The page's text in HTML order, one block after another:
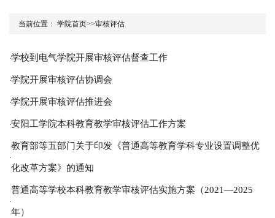
当前位置： 学院首页>>审核评估
·学校到电气学院开展审核评估督查工作
·学院开展审核评估协调会
·学院开展审核评估推进会
·安阳工学院本科教育教学审核评估工作方案
·
教育部等五部门关于印发《普通高等教育学科专业设置调整优
化改革方案》的通知
·
普通高等学校本科教育教学审核评估实施方案（2021—2025
年）